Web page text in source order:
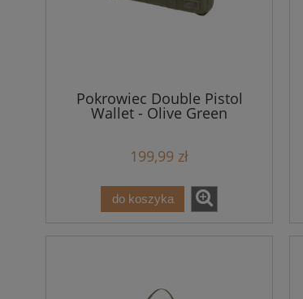
Pokrowiec Double Pistol
Wallet - Olive Green
199,99 zł
do koszyka